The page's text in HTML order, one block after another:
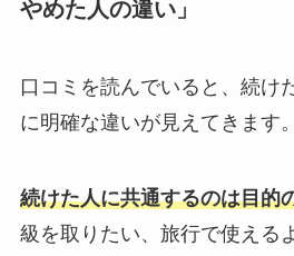
やめた人の違い」
口コミを読んでいると、続け
に明確な違いが見えてきます。
続けた人に共通するのは目的
級を取りたい、旅行で使える